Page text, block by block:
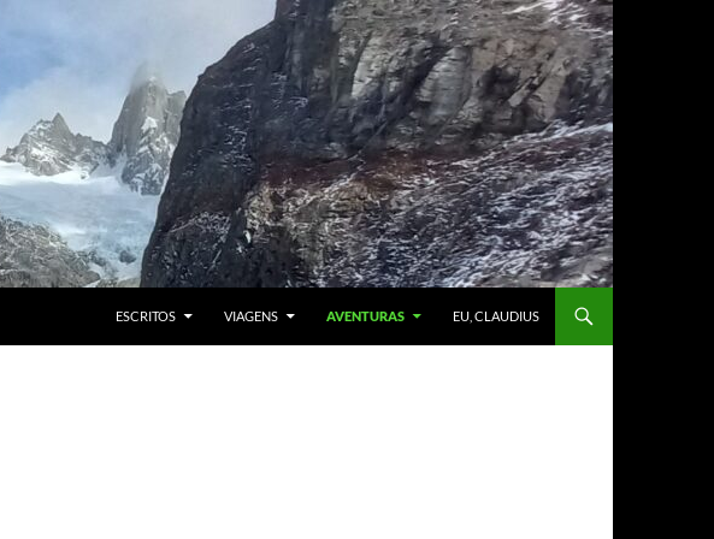
ESCRITOS VIAGENS AVENTURAS EU, CLAUDIUS